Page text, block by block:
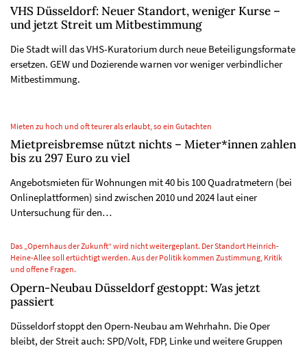
VHS Düsseldorf: Neuer Standort, weniger Kurse –
und jetzt Streit um Mitbestimmung
Die Stadt will das VHS-Kuratorium durch neue Beteiligungsformate
ersetzen. GEW und Dozierende warnen vor weniger verbindlicher
Mitbestimmung.
Mieten zu hoch und oft teurer als erlaubt, so ein Gutachten
Mietpreisbremse nützt nichts – Mieter*innen zahlen
bis zu 297 Euro zu viel
Angebotsmieten für Wohnungen mit 40 bis 100 Quadratmetern (bei
Onlineplattformen) sind zwischen 2010 und 2024 laut einer
Untersuchung für den…
Das „Opernhaus der Zukunft“ wird nicht weitergeplant. Der Standort Heinrich-
Heine-Allee soll ertüchtigt werden. Aus der Politik kommen Zustimmung, Kritik
und offene Fragen.
Opern-Neubau Düsseldorf gestoppt: Was jetzt
passiert
Düsseldorf stoppt den Opern-Neubau am Wehrhahn. Die Oper
bleibt, der Streit auch: SPD/Volt, FDP, Linke und weitere Gruppen